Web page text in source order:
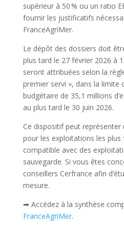
supérieur à 50 % ou un ratio
fournir les justificatifs
FranceAgriMer.
Le dépôt des dossiers doit
plus tard le 27 février 2026 à
seront attribuées selon la
premier servi », dans la limite
budgétaire de 35,1 millions
au plus tard le 30 juin 2026.
Ce dispositif peut représenter
pour les exploitations les
compatible avec des
sauvegarde. Si vous êtes
conseillers Cerfrance afin
mesure.
➡ Accédez à la synthèse
FranceAgriMer.